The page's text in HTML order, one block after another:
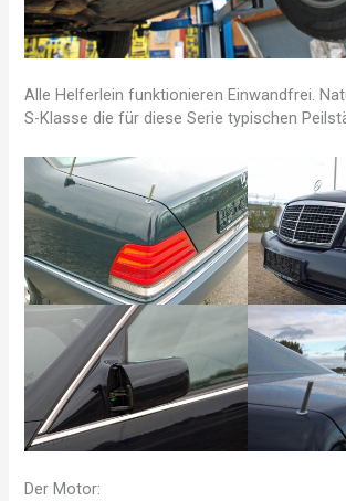
Alle Helferlein funktionieren Einwandfrei.
S-Klasse die für diese Serie typischen
Der Motor: